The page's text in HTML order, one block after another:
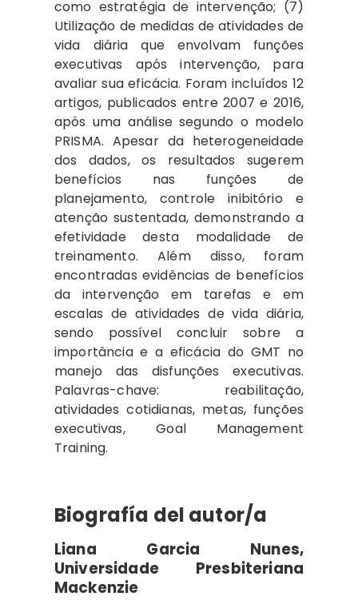
como estratégia de intervenção; (7)
Utilização de medidas de atividades de
vida diária que envolvam funções
executivas após intervenção, para
avaliar sua eficácia. Foram incluídos 12
artigos, publicados entre 2007 e 2016,
após uma análise segundo o modelo
PRISMA. Apesar da heterogeneidade
dos dados, os resultados sugerem
benefícios nas funções de
planejamento, controle inibitório e
atenção sustentada, demonstrando a
efetividade desta modalidade de
treinamento. Além disso, foram
encontradas evidências de benefícios
da intervenção em tarefas e em
escalas de atividades de vida diária,
sendo possível concluir sobre a
importância e a eficácia do GMT no
manejo das disfunções executivas.
Palavras-chave: reabilitação,
atividades cotidianas, metas, funções
executivas, Goal Management
Training.
Biografía del autor/a
Liana Garcia Nunes,
Universidade Presbiteriana
Mackenzie